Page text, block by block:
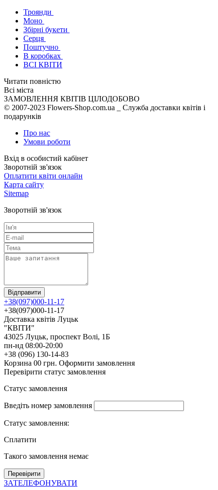
Троянди
Моно
Збірні букети
Серця
Поштучно
В коробках
ВСІ КВІТИ
Читати повністю
Всі міста
ЗАМОВЛЕННЯ КВІТІВ ЦІЛОДОБОВО
© 2007-2023 Flowers-Shop.com.ua _ Служба доставки квітів і
подарунків
Про нас
Умови роботи
Вхід в особистий кабінет
Зворотній зв'язок
Оплатити квіти онлайн
Карта сайту
Sitemap
Зворотній зв'язок
+38(097)000-11-17
+38(097)000-11-17
Доставка квітів Луцьк
"КВІТИ"
43025 Луцьк, проспект Волі, 1Б
пн-нд 08:00-20:00
+38 (096) 130-14-83
Корзина 00 грн. Оформити замовлення
Перевірити статус замовлення
Статус замовлення
Введіть номер замовлення
Статус замовлення:
Сплатити
Такого замовлення немає
ЗАТЕЛЕФОНУВАТИ